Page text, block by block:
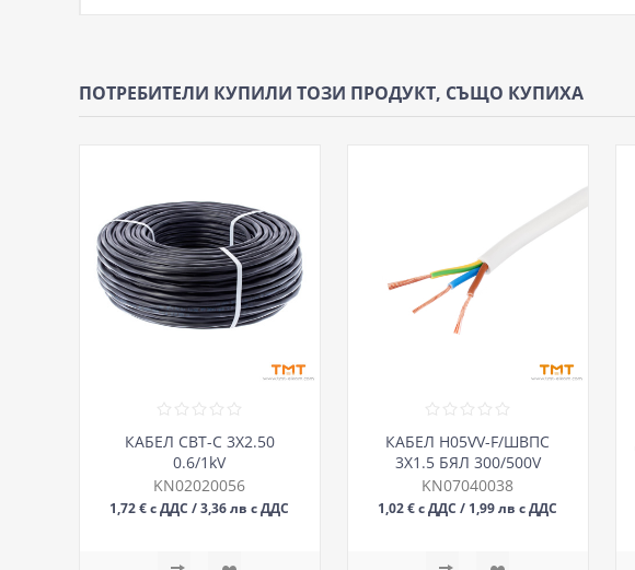
ПОТРЕБИТЕЛИ КУПИЛИ ТОЗИ ПРОДУКТ, СЪЩО КУПИХА
КАБЕЛ СВТ-С 3Х2.50
0.6/1kV
KN02020056
1,72 € с ДДС / 3,36 лв с ДДС
КАБЕЛ H05VV-F/ШВПС
3Х1.5 БЯЛ 300/500V
KN07040038
1,02 € с ДДС / 1,99 лв с ДДС